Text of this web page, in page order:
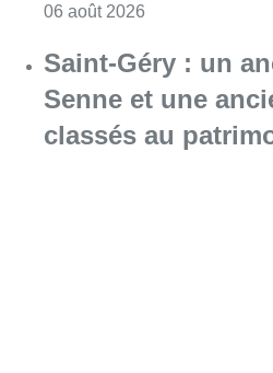
06 août 2026
Saint-Géry : un
Senne et une
classés au